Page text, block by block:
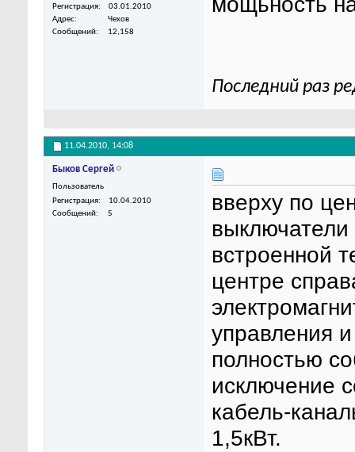
Регистрация
03.01.2010
Адрес
Чехов
Сообщений
12,158
Последний раз
11.04.2010, 14:08
Быков Сергей
Пользователь
Регистрация
10.04.2010
Сообщений
5
вверху по
выключатели
встроенной
центре
управления
полностью
исключение
кабель-
1,5кВт.